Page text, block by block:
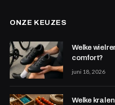
ONZE KEUZES
Welke
comfort?
juni 18, 2026
Welke